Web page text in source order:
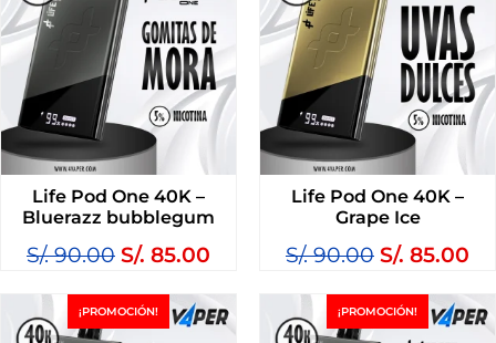
Life Pod One 40K –
Bluerazz bubblegum
S/.90.00 S/. 85.00
Life Pod One 40K –
Grape Ice
S/.90.00 S/. 85.00
¡PROMOCIÓN! ¡PROMOCIÓN!